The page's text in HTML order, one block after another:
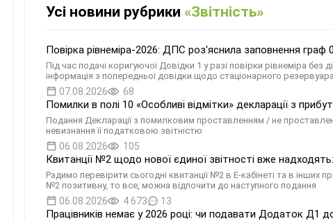
Усі новини рубрики «Звітність»
Повірка рівнеміра-2026: ДПС роз'яснила заповнення граф
Під час подачі коригуючої Довідки 1 у разі повірки рівнеміра
інформація з попередньої довідки щодо стаціонарного
07.08.2026 68
Помилки в полі 10 «Особливі відмітки» декларації з
Подання Декларації з помилковим проставленням / не
невизнання її податковою звітністю
06.08.2026 105
Квитанції №2 щодо нової єдиної звітності вже надходять:
Радимо перевірити сьогодні квитанції №2 в Е-кабінеті та в
№2 позитивну, то все, можна відпочити до наступного подання
06.08.2026 4 673 13
Працівників немає у 2026 році: чи подавати Додаток Д1